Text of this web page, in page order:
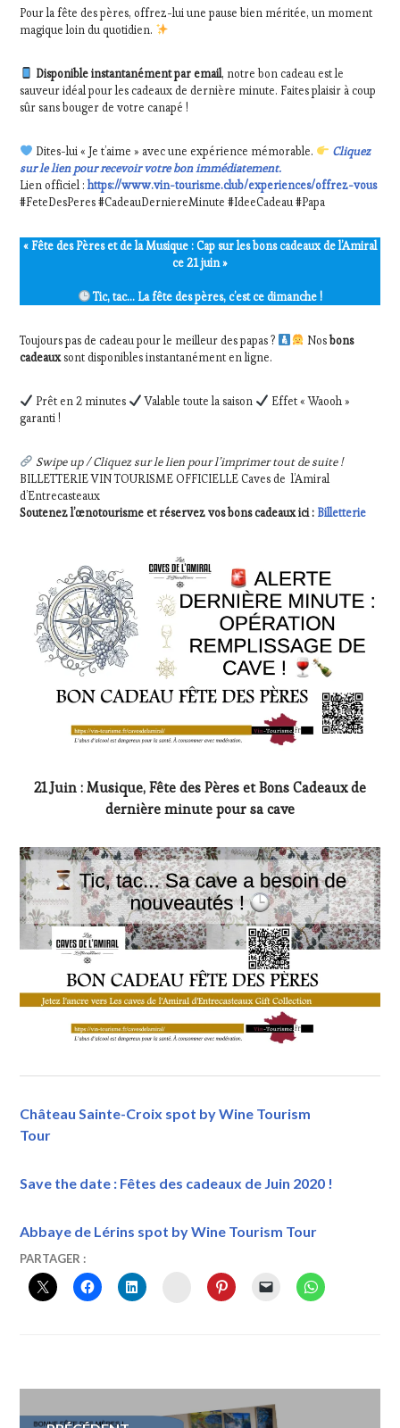
Pour la fête des pères, offrez-lui une pause bien méritée, un moment
magique loin du quotidien.
Disponible instantanément par email, notre bon cadeau est le
sauveur idéal pour les cadeaux de dernière minute. Faites plaisir à coup
sûr sans bouger de votre canapé !
Dites-lui « Je t’aime » avec une expérience mémorable.
Cliquez
sur le lien pour recevoir votre bon immédiatement.
Lien officiel :https://www.vin-tourisme.club/experiences/offrez-vous
#FeteDesPeres #CadeauDerniereMinute #IdeeCadeau #Papa
« Fête des Pères et de la Musique : Cap sur les bons cadeaux de l’Amiral
ce 21 juin »
Tic, tac… La fête des pères, c’est ce dimanche !
Toujours pas de cadeau pour le meilleur des papas ? Nosbons
cadeauxsont disponibles instantanément en ligne.
Prêt en 2 minutes Valable toute la saison
Effet « Waooh »
garanti !
Swipe up / Cliquez sur le lien pour l’imprimer tout de suite !
BILLETTERIE VIN TOURISME OFFICIELLE Caves de l’Amiral
d’Entrecasteaux
Soutenez l’œnotourisme et réservez vos bons cadeaux ici : Billetterie
21 Juin : Musique, Fête des Pères et Bons Cadeaux de
dernière minute pour sa cave
Château Sainte-Croix spot by Wine Tourism
Tour
Save the date : Fêtes des cadeaux de Juin 2020 !
Abbaye de Lérins spot by Wine Tourism Tour
19
JUIN
2026
VINTOURISME
PARTAGER :
INSTAGRAM
Navigation